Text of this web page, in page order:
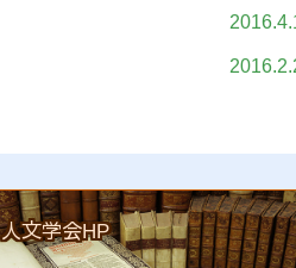
人文学会HP